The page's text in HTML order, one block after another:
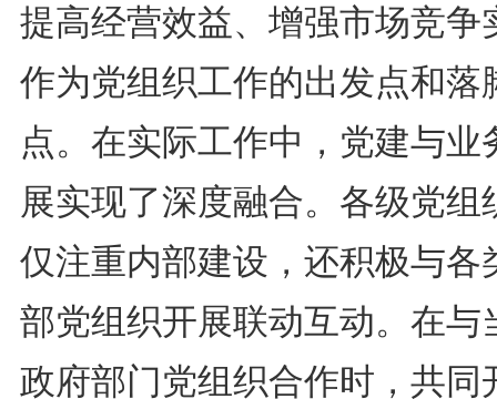
提高经营效益、增强市场竞争
作为党组织工作的出发点和落
点。在实际工作中，党建与业
展实现了深度融合。各级党组
仅注重内部建设，还积极与各
部党组织开展联动互动。在与
政府部门党组织合作时，共同